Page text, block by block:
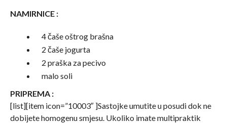
NAMIRNICE :
4 čaše oštrog brašna
2 čaše jogurta
2 praška za pecivo
malo soli
PRIPREMA :
[list][item icon=”10003″ ]Sastojke umutite u posudi dok ne
dobijete homogenu smjesu. Ukoliko imate multipraktik